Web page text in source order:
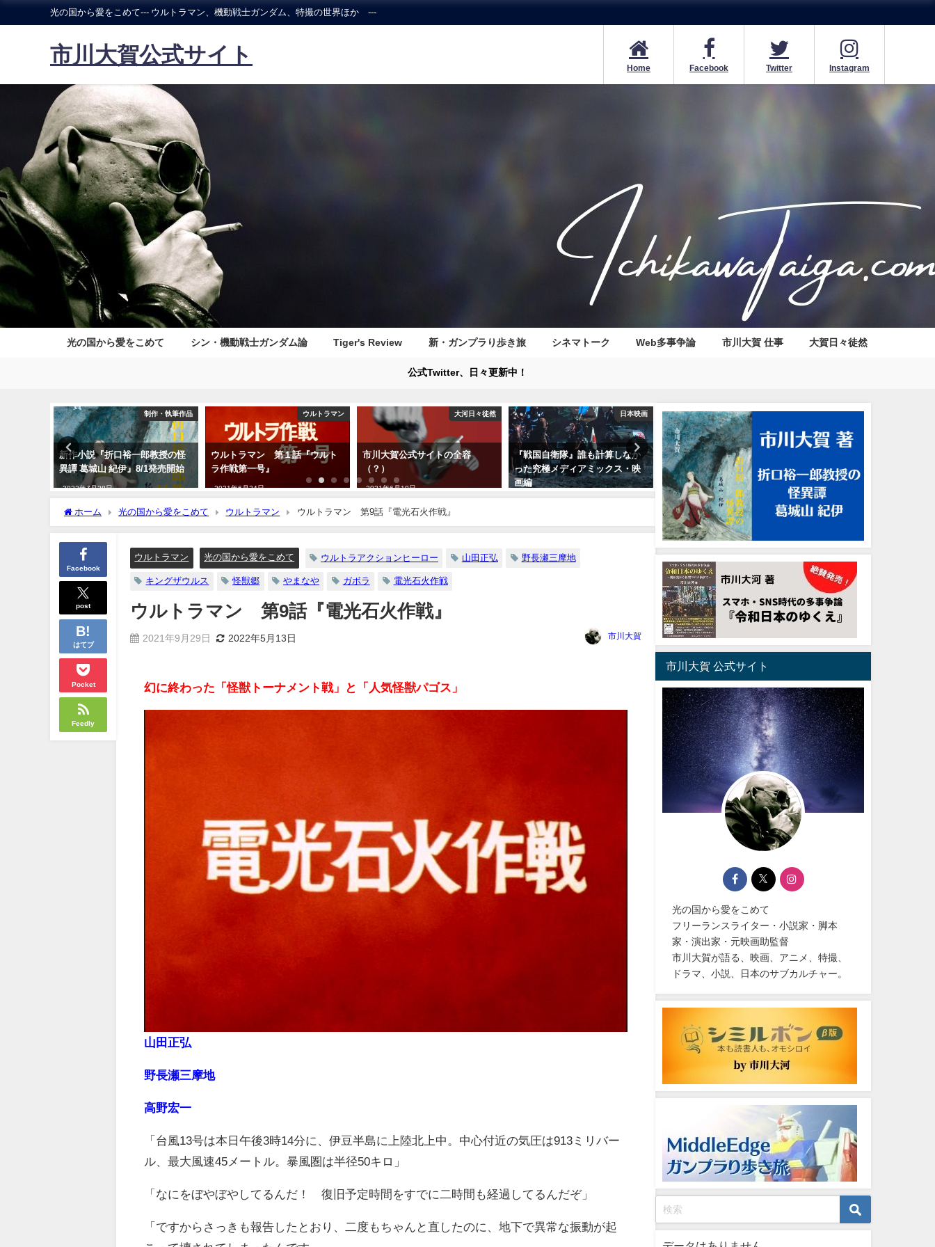
光の国から愛をこめて--- ウルトラマン、機動戦士ガンダム、特撮の世界ほか ---
市川大賀公式サイト
Home Facebook Twitter Instagram
光の国から愛をこめて シン・機動戦士ガンダム論 Tiger's Review 新・ガンプラり歩き旅 シネマトーク Web多事争論 市川大賀 仕事 大賀日々徒然
公式Twitter、日々更新中！
制作・執筆作品
新作小説『折口裕一郎教授の怪
異譚 葛城山 紀伊』8/1発売開始
2022年7月28日
ウルトラマン
ウルトラマン 第１話『ウルト
ラ作戦第一号』
2021年6月24日
大河日々徒然
市川大賀公式サイトの全容
（？）
2021年6月19日
日本映画
『戦国自衛隊』誰も計算しなか
った究極メディアミックス・映
画編
『犯罪・刑事ドラマの50年を一
気に駆け抜ける！（70年代をナ
メるなよ）』目次
2022年3月16日
ゆくえ』
2021年7月1日
ホーム 光の国から愛をこめて ウルトラマン ウルトラマン 第9話『電光石火作戦』
Facebook
post
はてブ
Pocket
Feedly
ウルトラマン 光の国から愛をこめて ウルトラアクションヒーロー 山田正弘 野長瀬三摩地
キングザウルス 怪獣郷 やまなや ガボラ 電光石火作戦
ウルトラマン 第9話『電光石火作戦』
2021年9月29日 2022年5月13日 市川大賀
幻に終わった「怪獣トーナメント戦」と「人気怪獣パゴス」
山田正弘
野長瀬三摩地
高野宏一
「台風13号は本日午後3時14分に、伊豆半島に上陸北上中。中心付近の気圧は913ミリバー
ル、最大風速45メートル。暴風圏は半径50キロ」
「なにをぼやぼやしてるんだ！ 復旧予定時間をすでに二時間も経過してるんだぞ」
「ですからさっきも報告したとおり、二度もちゃんと直したのに、地下で異常な振動が起
市川大賀 公式サイト
光の国から愛をこめて
フリーランスライター・小説家・脚本
家・演出家・元映画助監督
市川大賀が語る、映画、アニメ、特撮、
ドラマ、小説、日本のサブカルチャー。